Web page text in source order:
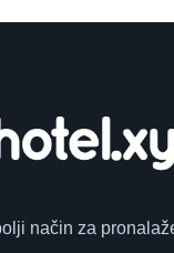
način za